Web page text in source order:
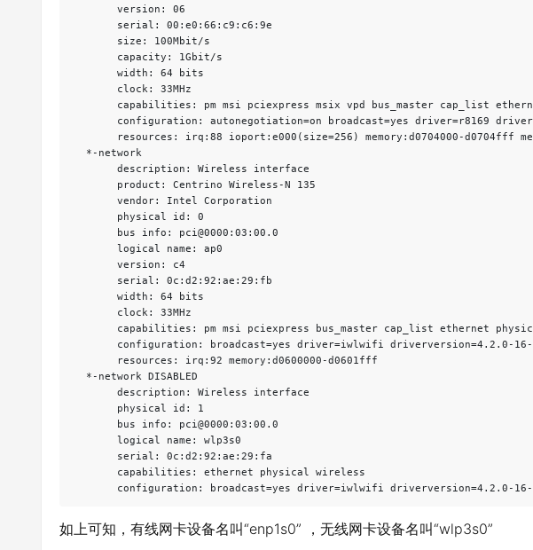
       version: 06
       serial: 00:e0:66:c9:c6:9e
       size: 100Mbit/s
       capacity: 1Gbit/s
       width: 64 bits
       clock: 33MHz
capabilities: pm msi pciexpress msix vpd bus_master cap_list
configuration: autonegotiation=on broadcast=yes driver=r8169
resources: irq:88 ioport:e000(size=256) memory:d0704000-d0704fff
  *-network
       description: Wireless interface
       product: Centrino Wireless-N 135
       vendor: Intel Corporation
       physical id: 0
       bus info: pci@0000:03:00.0
       logical name: ap0
       version: c4
       serial: 0c:d2:92:ae:29:fb
       width: 64 bits
       clock: 33MHz
capabilities: pm msi pciexpress bus_master cap_list ethernet
configuration: broadcast=yes driver=iwlwifi driverversion=4.2.0-
       resources: irq:92 memory:d0600000-d0601fff
  *-network DISABLED
       description: Wireless interface
       physical id: 1
       bus info: pci@0000:03:00.0
       logical name: wlp3s0
       serial: 0c:d2:92:ae:29:fa
       capabilities: ethernet physical wireless
如上可知，有线网卡设备名叫“enp1s0” ，无线网卡设备名叫“wlp3s0”